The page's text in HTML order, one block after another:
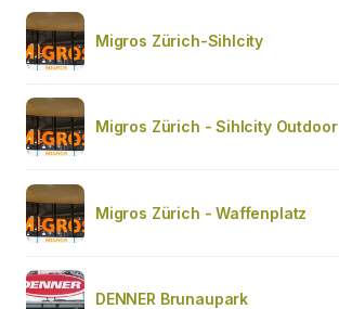
Migros Zürich-Sihlcity
Migros Zürich - Sihlcity Outdoor
Migros Zürich - Waffenplatz
DENNER Brunaupark